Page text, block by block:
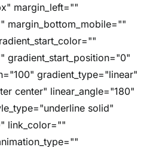
margin_left=""
margin_bottom_mobile=""
gradient_start_position="0"
gradient_type="linear"
center" linear_angle="180"
solid"
link_color=""